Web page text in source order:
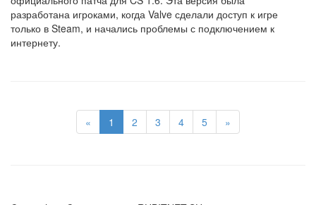
разработана игроками, когда Valve сделали доступ к игре
только в Steam, и начались проблемы с подключением к
интернету.
« 1 2 3 4 5 »